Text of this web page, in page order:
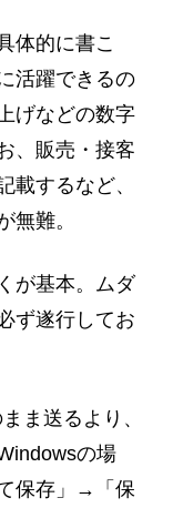
体的に書こ
活躍できるの
げなどの数字
、販売・接客
載するなど、
無難。
が基本。ムダ
ず遂行してお
ま送るより、
の場
保存」→「保